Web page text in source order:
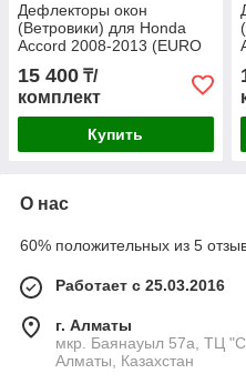
Дефлекторы окон
(Ветровики) для Honda
Accord 2008-2013 (EURO
type) с металлическим
молдингом
15 400 ₸/
комплект
Купить
О нас
60% положительных из 5
Работает с 25.03.2016
г. Алматы
мкр. Баянауыл 57а, ТЦ
Алматы, Казахстан